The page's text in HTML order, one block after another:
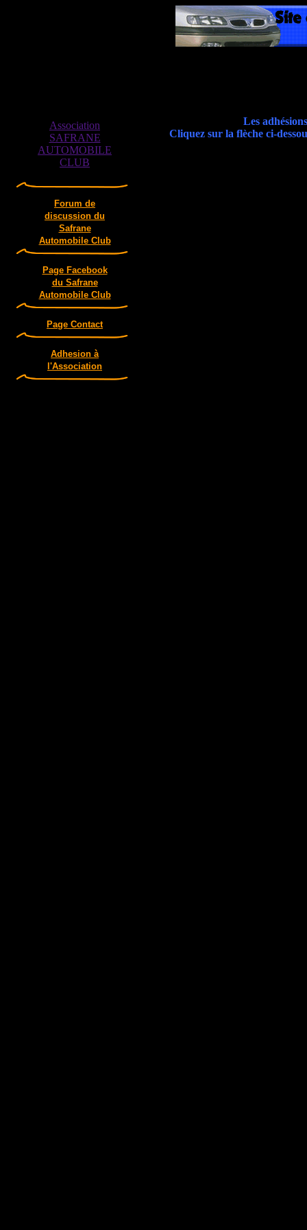
Association
SAFRANE
AUTOMOBILE
CLUB
Forum de
discussion du
Safrane
Automobile Club
Page Facebook
du Safrane
Automobile Club
Page Contact
Adhesion à
l'Association
Les
Cliquez sur la flèche ci-